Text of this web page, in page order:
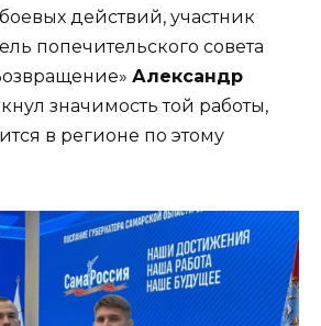
действий, участник
попечительского совета
Александр
значимость той работы,
в регионе по этому